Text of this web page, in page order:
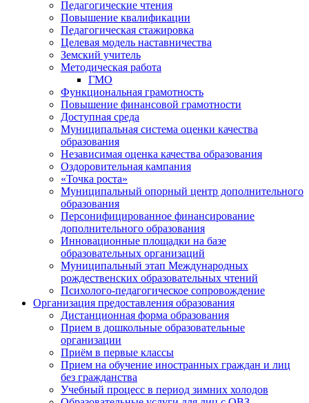
Педагогические чтения
Повышение квалификации
Педагогическая стажировка
Целевая модель наставничества
Земский учитель
Методическая работа
ГМО
Функциональная грамотность
Повышение финансовой грамотности
Доступная среда
Муниципальная система оценки качества
образования
Независимая оценка качества образования
Оздоровительная кампания
«Точка роста»
Муниципальный опорный центр дополнительного
образования
Персонифицированное финансирование
дополнительного образования
Инновационные площадки на базе
образовательных организаций
Муниципальный этап Международных
рождественских образовательных чтений
Психолого-педагогическое сопровождение
Организация предоставления образования
Дистанционная форма образования
Прием в дошкольные образовательные
организации
Приём в первые классы
Прием на обучение иностранных граждан и лиц
без гражданства
Учебный процесс в период зимних холодов